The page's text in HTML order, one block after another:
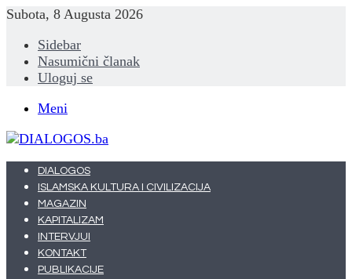
Subota, 8 Augusta 2026
Sidebar
Nasumični članak
Uloguj se
Meni
DIALOGOS
ISLAMSKA KULTURA I CIVILIZACIJA
MAGAZIN
KAPITALIZAM
INTERVJUI
KONTAKT
PUBLIKACIJE